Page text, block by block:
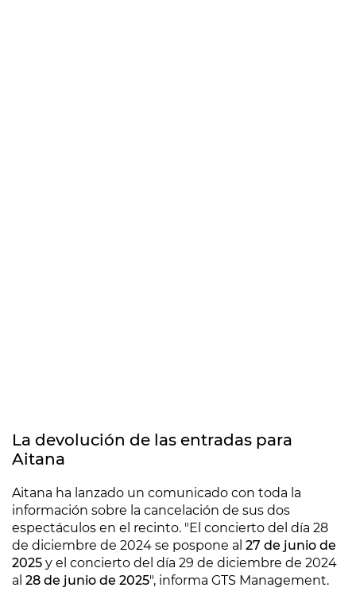
La devolución de las entradas para
Aitana
Aitana ha lanzado un comunicado con toda la
información sobre la cancelación de sus dos
espectáculos en el recinto. "El concierto del día 28
de diciembre de 2024 se pospone al 27 de junio de
2025 y el concierto del día 29 de diciembre de 2024
al 28 de junio de 2025", informa GTS Management.